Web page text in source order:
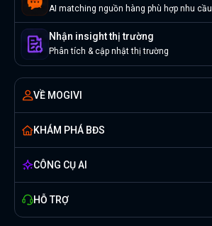
AI matching nguồn hàng phù hợp nhu cầu
Nhận insight thị trường
Phân tích & cập nhật thị trường
VỀ MOGIVI
KHÁM PHÁ BĐS
CÔNG CỤ AI
HỖ TRỢ